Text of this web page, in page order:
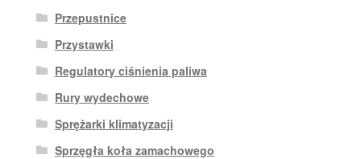
Przepustnice
Przystawki
Regulatory ciśnienia paliwa
Rury wydechowe
Sprężarki klimatyzacji
Sprzęgła koła zamachowego